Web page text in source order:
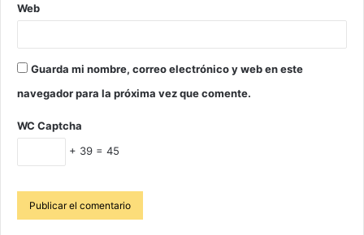
Web
Guarda mi nombre, correo electrónico y web en este
navegador para la próxima vez que comente.
WC Captcha
+ 39 = 45